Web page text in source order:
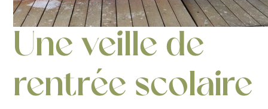
Une veille de
rentrée scolaire